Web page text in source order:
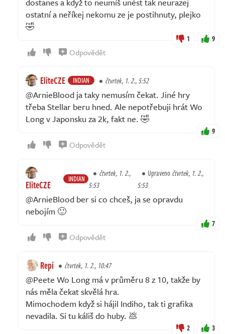
ostatní a neříkej nekomu ze je postihnuty, plejko
🤣
1 9
Odpovědět
EliteCZE INDIAN čtvrtek, 1. 2., 5:52
@ArnieBlood ja taky nemusím čekat. Jiné hry
třeba Stellar beru hned. Ale nepotřebuji hrát Wo
Long v Japonsku za 2k, fakt ne. 🤣
9
Odpovědět
EliteCZE INDIAN
čtvrtek, 1. 2.,
5:53
Upravenočtvrtek, 1. 2.,
5:53
@ArnieBlood ber si co chceš, ja se opravdu
nebojím 🙂
7
Odpovědět
Repi čtvrtek, 1. 2., 10:47
@Peete Wo Long má v průměru 8 z 10, takže by
nás měla čekat skvělá hra.
Mimochodem když si hájil Indiho, tak ti grafika
nevadila. Si tu káliš do huby. 💩
2 3